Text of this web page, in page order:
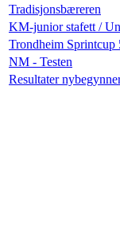
Tradisjonsbæreren
KM-junior stafett /
Trondheim Sprintcup
NM - Testen
Resultater